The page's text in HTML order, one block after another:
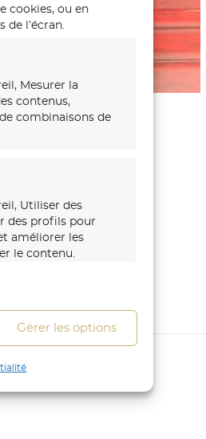
cookies, ou en
l’écran.
Mesurer la
contenus,
combinaisons de
Utiliser des
des profils pour
améliorer les
le contenu.
partir
Gérer les options
un trompe-l’œil.